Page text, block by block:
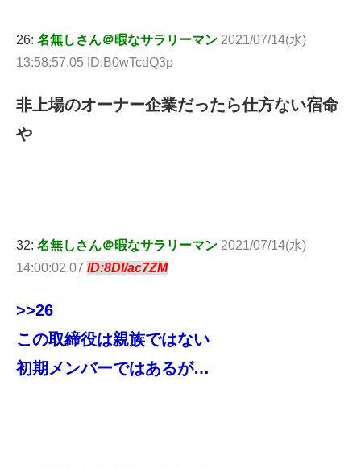
26: 名無しさん＠暇なサラリーマン 2021/07/14(水)
13:58:57.05 ID:B0wTcdQ3p
非上場のオーナー企業だったら仕方ない宿命
や
32: 名無しさん＠暇なサラリーマン 2021/07/14(水)
14:00:02.07 ID:8Dl/ac7ZM
>>26
この取締役は親族ではない
初期メンバーではあるが…